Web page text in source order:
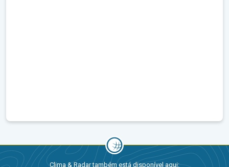
Clima & Radar também está disponível aqui: